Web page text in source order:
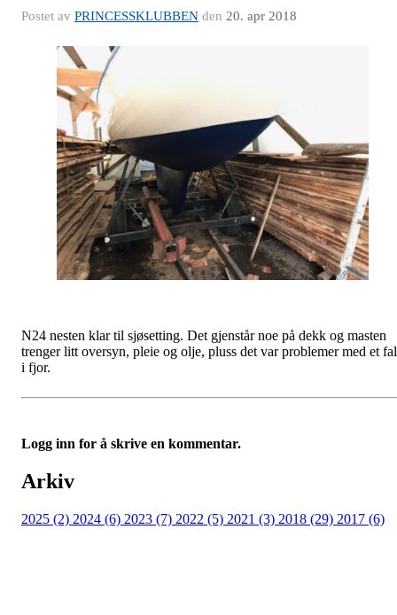
Postet av PRINCESSKLUBBEN den 20. apr 2018
N24 nesten klar til sjøsetting. Det gjenstår noe på dekk og masten
trenger litt oversyn, pleie og olje, pluss det var problemer med et
i fjor.
Logg inn for å skrive en kommentar.
Arkiv
2025 (2) 2024 (6) 2023 (7) 2022 (5) 2021 (3) 2018 (29) 2017 (6)